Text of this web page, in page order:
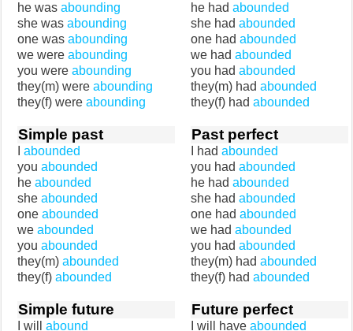
he was abounding
she was abounding
one was abounding
we were abounding
you were abounding
they(m) were abounding
they(f) were abounding
he had abounded
she had abounded
one had abounded
we had abounded
you had abounded
they(m) had abounded
they(f) had abounded
Simple past
abounded
you abounded
he abounded
she abounded
one abounded
we abounded
you abounded
they(m) abounded
they(f) abounded
Past perfect
I had abounded
you had abounded
he had abounded
she had abounded
one had abounded
we had abounded
you had abounded
they(m) had abounded
they(f) had abounded
Simple future
I will abound
Future perfect
I will have abounded